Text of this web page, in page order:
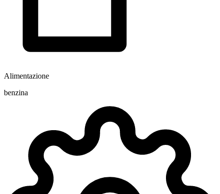
Alimentazione
benzina